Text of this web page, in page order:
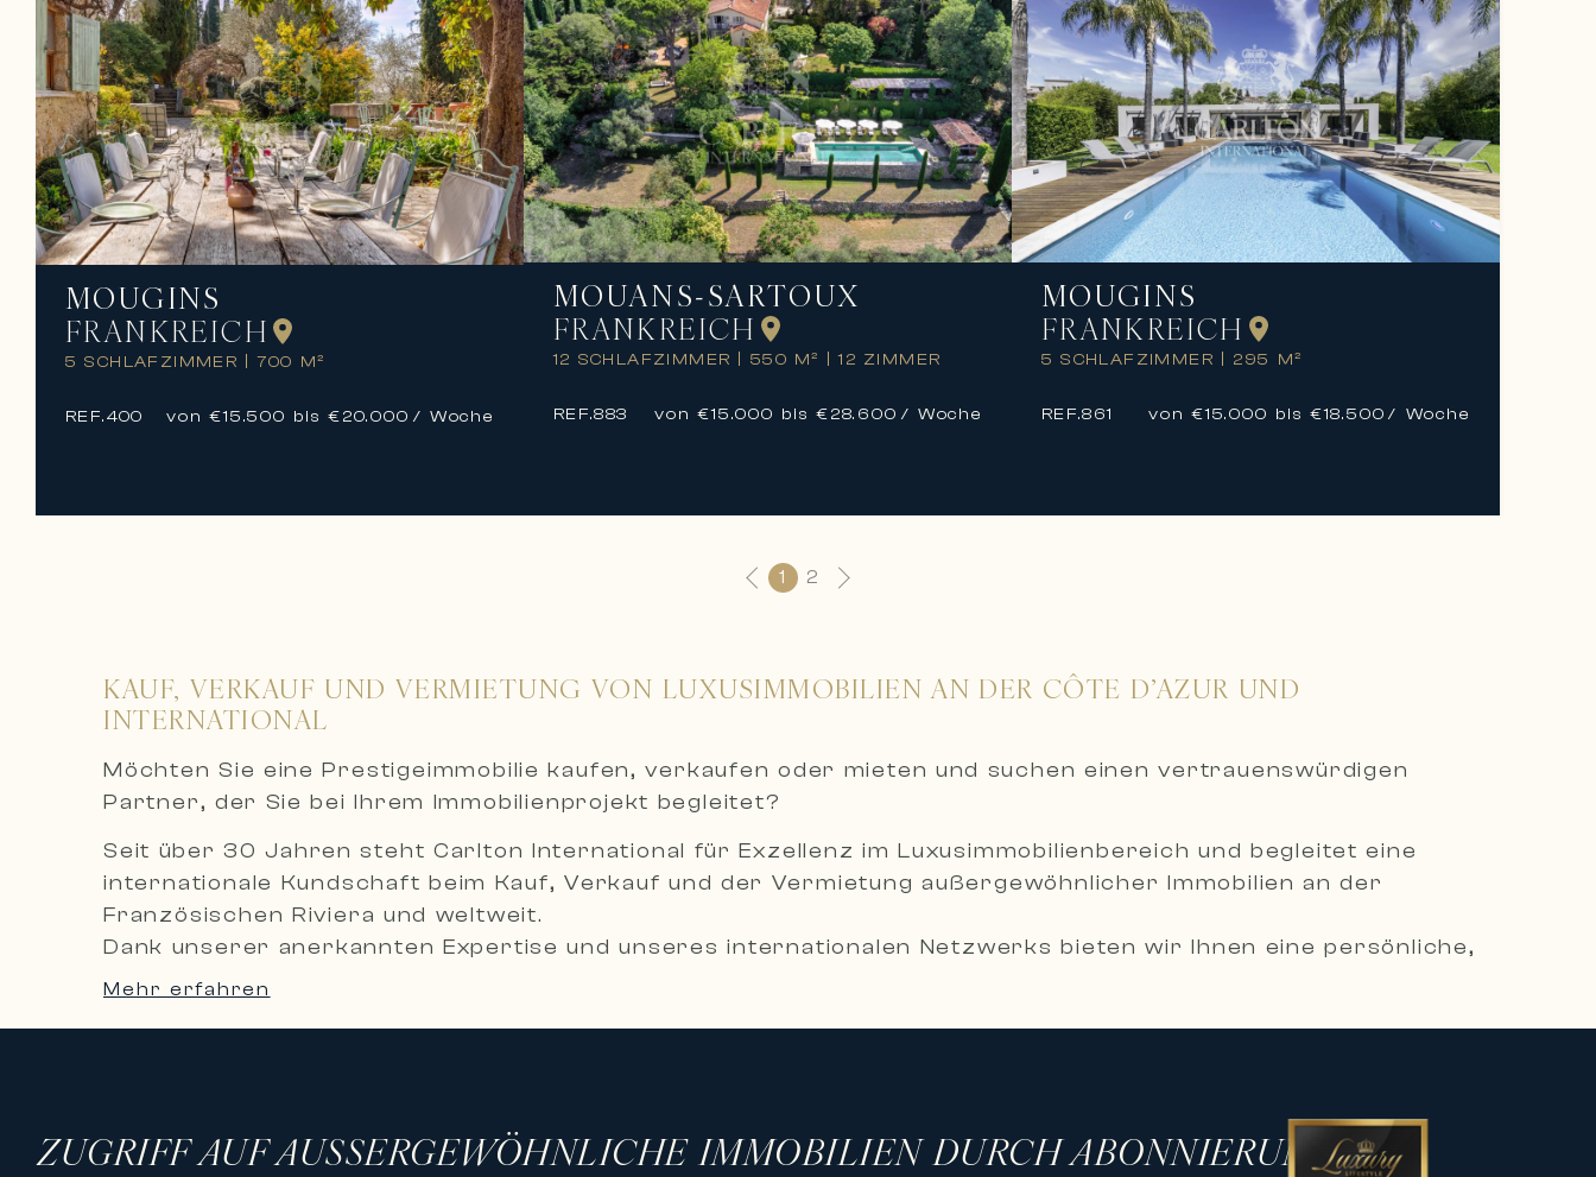
MOUGINS
FRANKREICH
5 SCHLAFZIMMER 700 M²
REF.400 von €15.500 bis €20.000 / Woche
MOUANS-SARTOUX
FRANKREICH
12 SCHLAFZIMMER 550 M² 12 ZIMMER
REF.883 von €15.000 bis €28.600 / Woche
MOUGINS
FRANKREICH
5 SCHLAFZIMMER 295 M²
REF.861 von €15.000 bis €18.500 / Woche
1 2
KAUF, VERKAUF UND VERMIETUNG VON LUXUSIMMOBILIEN AN DER CÔTE D’AZUR UND
INTERNATIONAL
Möchten Sie eine Prestigeimmobilie kaufen, verkaufen oder mieten und suchen einen vertrauenswürdigen
Partner, der Sie bei Ihrem Immobilienprojekt begleitet?
Seit über 30 Jahren steht Carlton International für Exzellenz im Luxusimmobilienbereich und begleitet eine
internationale Kundschaft beim Kauf, Verkauf und der Vermietung außergewöhnlicher Immobilien an der
Französischen Riviera und weltweit.
Dank unserer anerkannten Expertise und unseres internationalen Netzwerks bieten wir Ihnen eine persönliche,
diskrete und maßgeschneiderte Betreuung, um Ihre ambitioniertesten Immobilienprojekte zu verwirklichen.
Eine exklusive Auswahl an Luxusimmobilien
Mehr erfahren
ZUGRIFF AUF AUSSERGEWÖHNLICHE IMMOBILIEN DURCH ABONNIERUNG